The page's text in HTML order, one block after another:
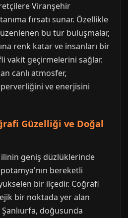
Viranşehir
fırsatı sunar. Özellikle
bu tür buluşmalar,
renk katar ve insanları bir
vakit geçirmelerini sağlar.
canlı atmosfer,
ve enerjisini
Güzelliği ve Doğal
ilinin geniş düzlüklerinde
bereketli
bir ilçedir. Coğrafi
bir noktada yer alan
Şanlıurfa, doğusunda